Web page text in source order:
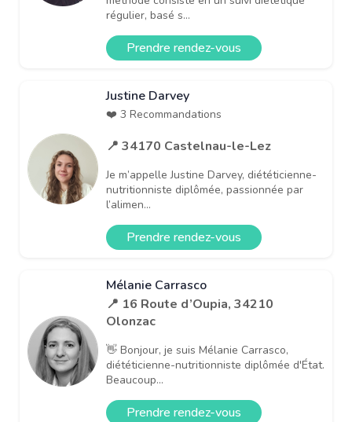
régulier, basé s...
Prendre rendez-vous
Justine Darvey
❤️ 3 Recommandations
📍 34170 Castelnau-le-Lez
Je m’appelle Justine Darvey, diététicienne-
nutritionniste diplômée, passionnée par
l’alimen...
Prendre rendez-vous
Mélanie Carrasco
📍 16 Route d’Oupia, 34210
Olonzac
👋 Bonjour, je suis Mélanie Carrasco,
diététicienne-nutritionniste diplômée d'État.
Beaucoup...
Prendre rendez-vous